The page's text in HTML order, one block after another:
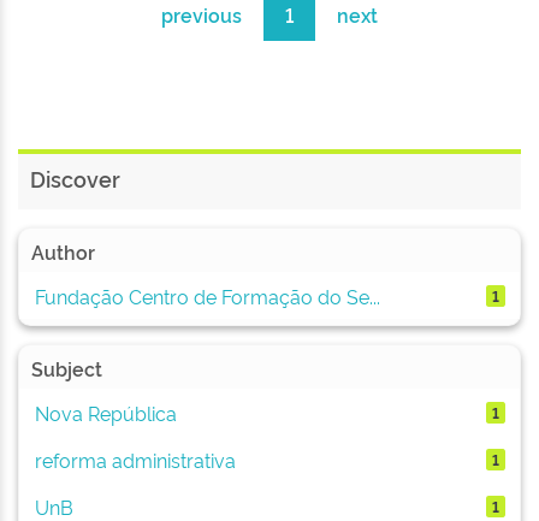
previous 1 next
Discover
Author
Fundação Centro de Formação do Se...
1
Subject
Nova República
1
reforma administrativa 1
UnB 1